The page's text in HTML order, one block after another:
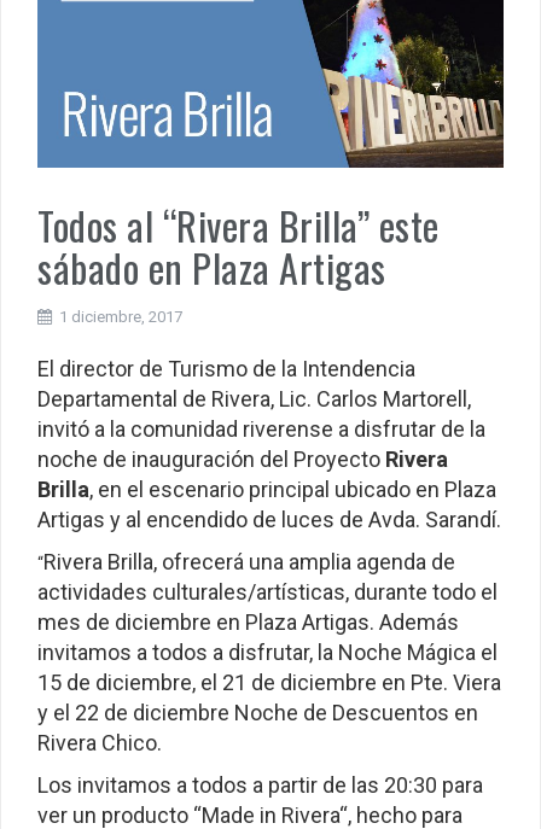
Todos al “Rivera Brilla” este
sábado en Plaza Artigas
1 diciembre, 2017
El director de Turismo de la Intendencia
Departamental de Rivera, Lic. Carlos Martorell,
invitó a la comunidad riverense a disfrutar de la
noche de inauguración del Proyecto Rivera
Brilla, en el escenario principal ubicado en Plaza
Artigas y al encendido de luces de Avda. Sarandí.
“Rivera Brilla, ofrecerá una amplia agenda de
actividades culturales/artísticas, durante todo el
mes de diciembre en Plaza Artigas. Además
invitamos a todos a disfrutar, la Noche Mágica el
15 de diciembre, el 21 de diciembre en Pte. Viera
y el 22 de diciembre Noche de Descuentos en
Rivera Chico.
Los invitamos a todos a partir de las 20:30 para
ver un producto “Made in Rivera“, hecho para